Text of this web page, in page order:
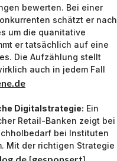
bewerten. Bei einer
schätzt er nach
um die quanitative
er tatsächlich auf eine
Die Aufzählung stellt
auch in jedem Fall
Digitalstrategie: Ein
Retail-Banken zeigt bei
bei Instituten
Mit der richtigen Strategie
gesponsert